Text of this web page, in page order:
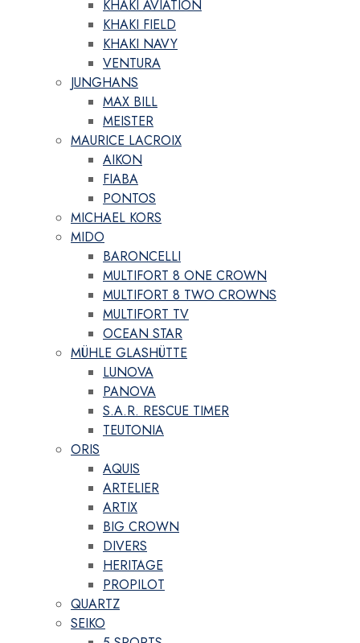
KHAKI AVIATION
KHAKI FIELD
KHAKI NAVY
VENTURA
JUNGHANS
MAX BILL
MEISTER
MAURICE LACROIX
AIKON
FIABA
PONTOS
MICHAEL KORS
MIDO
BARONCELLI
MULTIFORT 8 ONE CROWN
MULTIFORT 8 TWO CROWNS
MULTIFORT TV
OCEAN STAR
MÜHLE GLASHÜTTE
LUNOVA
PANOVA
S.A.R. RESCUE TIMER
TEUTONIA
ORIS
AQUIS
ARTELIER
ARTIX
BIG CROWN
DIVERS
HERITAGE
PROPILOT
QUARTZ
SEIKO